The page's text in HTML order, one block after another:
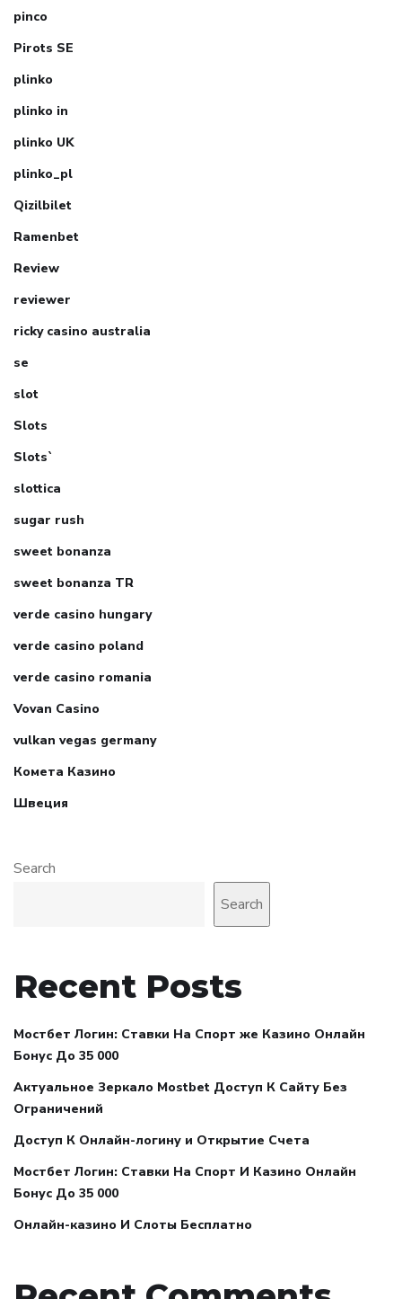
pinco
Pirots SE
plinko
plinko in
plinko UK
plinko_pl
Qizilbilet
Ramenbet
Review
reviewer
ricky casino australia
se
slot
Slots
Slots`
slottica
sugar rush
sweet bonanza
sweet bonanza TR
verde casino hungary
verde casino poland
verde casino romania
Vovan Casino
vulkan vegas germany
Комета Казино
Швеция
Search
Search
Recent Posts
Мостбет Логин: Ставки На Спорт же Казино Онлайн
Бонус До 35 000
Актуальное Зеркало Mostbet Доступ К Сайту Без
Ограничений
Доступ К Онлайн-логину и Открытие Счета
Мостбет Логин: Ставки На Спорт И Казино Онлайн
Бонус До 35 000
Онлайн-казино И Слоты Бесплатно